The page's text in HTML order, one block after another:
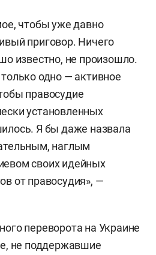
чтобы уже давно
приговор. Ничего
известно, не произошло.
одно — активное
правосудие
установленных
Я бы даже назвала
наглым
своих идейных
от правосудия», —
переворота на Украине
не поддержавшие